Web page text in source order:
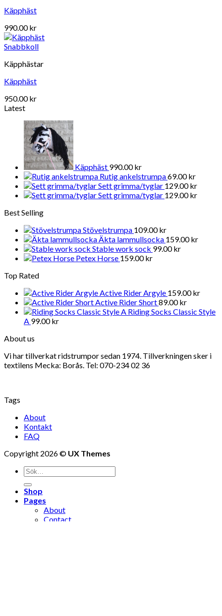
Käpphäst
990.00kr
Snabbkoll
Käpphästar
Käpphäst
950.00kr
Latest
Käpphäst 990.00kr
Rutig ankelstrumpa69.00kr
Sett grimma/tyglar 129.00kr
Sett grimma/tyglar 129.00kr
Best Selling
Stövelstrumpa 109.00kr
Äkta lammullsocka 159.00kr
Stable work sock 99.00kr
Petex Horse 159.00kr
Top Rated
Active Rider Argyle 159.00kr
Active Rider Short89.00kr
Riding Socks Classic Style
A 99.00kr
About us
Vi har tillverkat ridstrumpor sedan 1974. Tillverkningen sker i
textilens Mecka: Borås. Tel: 070-234 02 36
Tags
About
Kontakt
FAQ
Copyright 2026 © UX Themes
Shop
Pages
About
Contact